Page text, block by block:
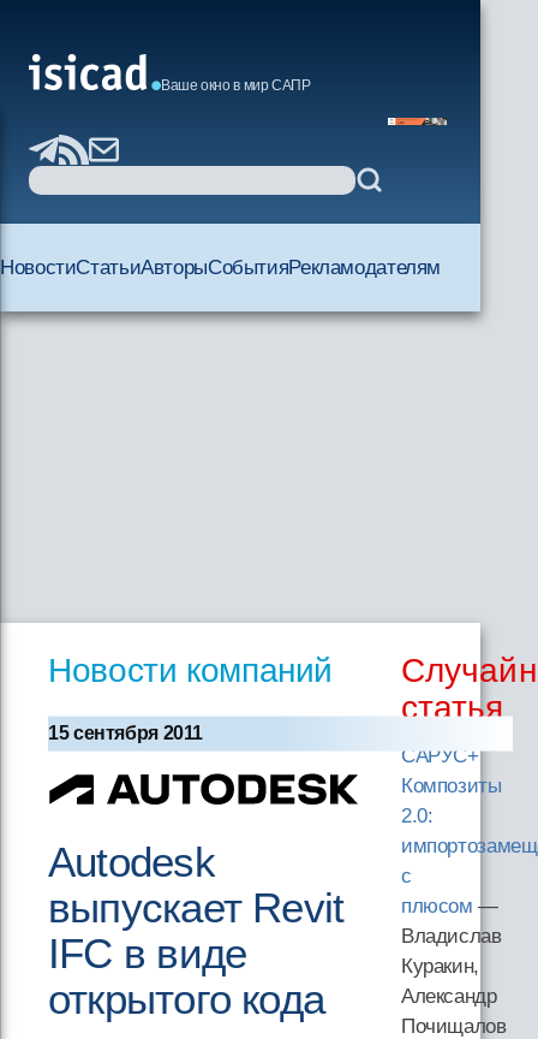
Ваше окно в мир САПР
НовостиСтатьиАвторыСобытияРекламодателям
Новости компаний
15 сентября 2011
Autodesk
выпускает Revit
IFC в виде
открытого кода
статья
САРУС+
Композиты
2.0:
с
плюсом —
Владислав
Куракин,
Александр
Почищалов